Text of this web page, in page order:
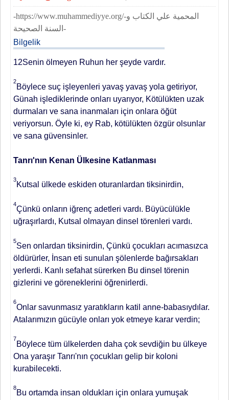
-https://www.muhammediyye.org/-المحمية علي الكتاب و
السنة الصحيحة-
Bilgelik
12Senin ölmeyen Ruhun her şeyde vardır.
2
Böylece suç işleyenleri yavaş yavaş yola getiriyor,
Günah işlediklerinde onları uyarıyor, Kötülükten uzak
durmaları ve sana inanmaları için onlara öğüt
veriyorsun. Öyle ki, ey Rab, kötülükten özgür olsunlar
ve sana güvensinler.
Tanrı'nın Kenan Ülkesine Katlanması
3
Kutsal ülkede eskiden oturanlardan tiksinirdin,
4
Çünkü onların iğrenç adetleri vardı. Büyücülükle
uğraşırlardı, Kutsal olmayan dinsel törenleri vardı.
5
Sen onlardan tiksinirdin, Çünkü çocukları acımasızca
öldürürler, İnsan eti sunulan şölenlerde bağırsakları
yerlerdi. Kanlı sefahat sürerken Bu dinsel törenin
gizlerini ve göreneklerini öğrenirlerdi.
6
Onlar savunmasız yaratıkların katil anne-babasıydılar.
Atalarımızın gücüyle onları yok etmeye karar verdin;
7
Böylece tüm ülkelerden daha çok sevdiğin bu ülkeye
Ona yaraşır Tanrı'nın çocukları gelip bir koloni
kurabilecekti.
8
Bu ortamda insan oldukları için onlara yumuşak